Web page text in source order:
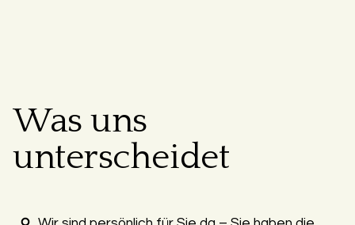
Was uns
unterscheidet